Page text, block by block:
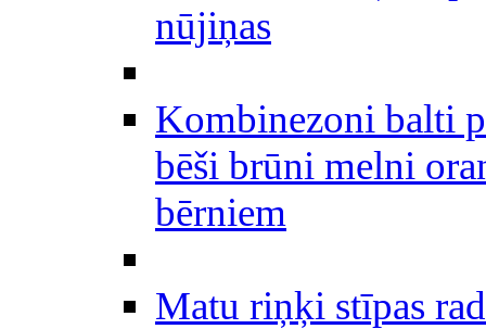
nūjiņas
Kombinezoni balti
bēši brūni melni
bērniem
Matu riņķi stīpas